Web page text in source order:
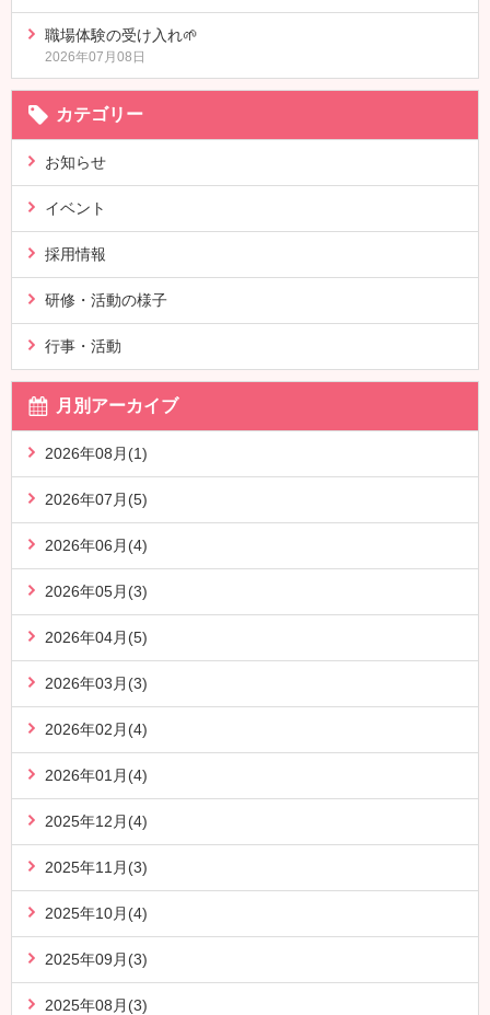
職場体験の受け入れ🌱
2026年07月08日
カテゴリー
お知らせ
イベント
採用情報
研修・活動の様子
行事・活動
月別アーカイブ
2026年08月(1)
2026年07月(5)
2026年06月(4)
2026年05月(3)
2026年04月(5)
2026年03月(3)
2026年02月(4)
2026年01月(4)
2025年12月(4)
2025年11月(3)
2025年10月(4)
2025年09月(3)
2025年08月(3)